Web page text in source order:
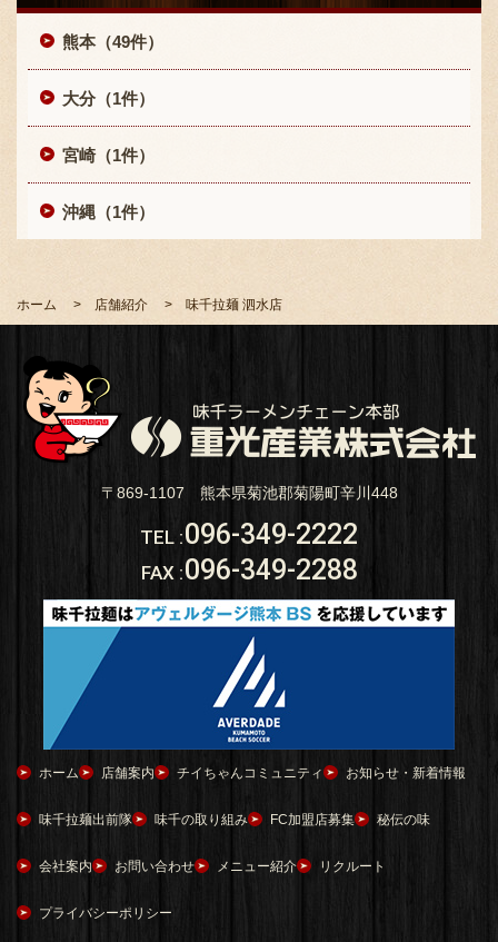
TEL:096-349-2222
FAX 096-349-2288
熊本（49件）
大分（1件）
宮崎（1件）
沖縄（1件）
ホーム 店舗紹介 味千拉麺 泗水店
〒869-1107 熊本県菊池郡菊陽町辛川448
TEL :096-349-2222
FAX :096-349-2288
ホーム 店舗案内 チイちゃんコミュニティ お知らせ・新着情報
味千拉麺出前隊 味千の取り組み FC加盟店募集 秘伝の味
会社案内 お問い合わせ メニュー紹介 リクルート
プライバシーポリシー